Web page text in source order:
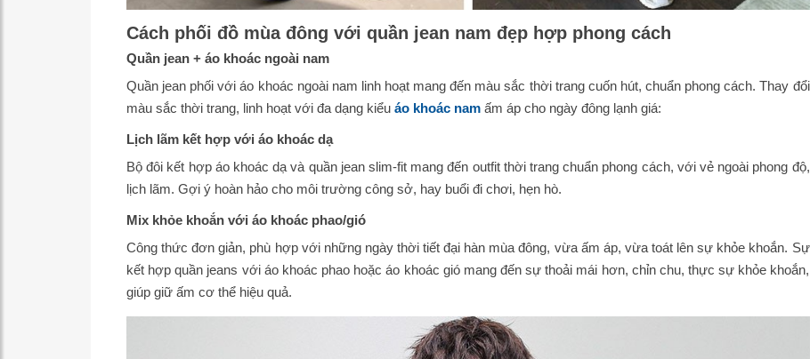
Cách phối đồ mùa đông với quần jean nam đẹp hợp phong cách
Quần jean + áo khoác ngoài nam
Quần jean phối với áo khoác ngoài nam linh hoạt mang đến màu sắc thời trang cuốn hút, chuẩn phong cách. Thay đổi
màu sắc thời trang, linh hoạt với đa dạng kiểu áo khoác nam ấm áp cho ngày đông lạnh giá:
Lịch lãm kết hợp với áo khoác dạ
Bộ đôi kết hợp áo khoác dạ và quần jean slim-fit mang đến outfit thời trang chuẩn phong cách, với vẻ ngoài phong độ,
lịch lãm. Gợi ý hoàn hảo cho môi trường công sở, hay buổi đi chơi, hẹn hò.
Mix khỏe khoắn với áo khoác phao/gió
Công thức đơn giản, phù hợp với những ngày thời tiết đại hàn mùa đông, vừa ấm áp, vừa toát lên sự khỏe khoắn. Sự
kết hợp quần jeans với áo khoác phao hoặc áo khoác gió mang đến sự thoải mái hơn, chỉn chu, thực sự khỏe khoắn,
giúp giữ ấm cơ thể hiệu quả.